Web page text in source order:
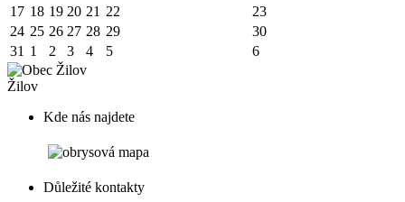
17 18 19 20 21 22
23
24 25 26 27 28 29
30
31 1 2 3 4 5 6
Žilov
Kde nás najdete
Důležité kontakty